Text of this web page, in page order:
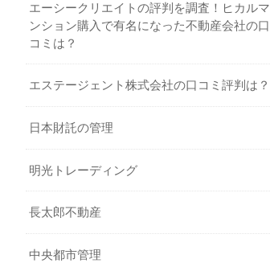
エーシークリエイトの評判を調査！ヒカルマ
ンション購入で有名になった不動産会社の口
コミは？
エステージェント株式会社の口コミ評判は？
日本財託の管理
明光トレーディング
長太郎不動産
中央都市管理